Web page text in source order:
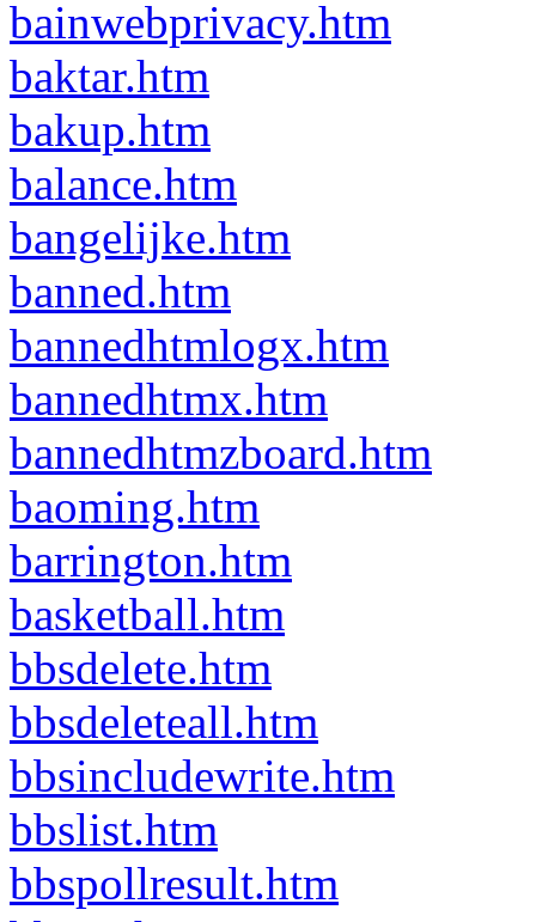
bainwebprivacy.htm
baktar.htm
bakup.htm
balance.htm
bangelijke.htm
banned.htm
bannedhtmlogx.htm
bannedhtmx.htm
bannedhtmzboard.htm
baoming.htm
barrington.htm
basketball.htm
bbsdelete.htm
bbsdeleteall.htm
bbsincludewrite.htm
bbslist.htm
bbspollresult.htm